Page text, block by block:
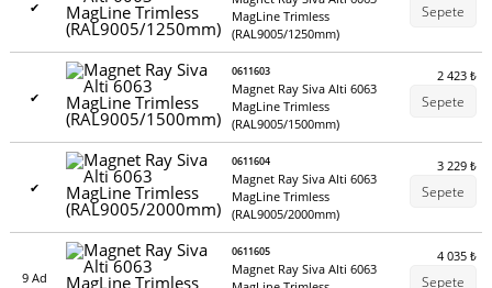
✔
MagLine Trimless
(RAL9005/1250mm)
Sepete
✔
0611603
Magnet Ray Siva Alti 6063
MagLine Trimless
(RAL9005/1500mm)
2 423₺
Sepete
✔
0611604
Magnet Ray Siva Alti 6063
MagLine Trimless
(RAL9005/2000mm)
3 229₺
Sepete
9 Ad
0611605
Magnet Ray Siva Alti 6063
4 035₺
Sepete